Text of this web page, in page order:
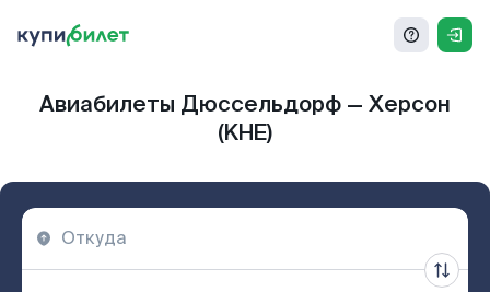
Авиабилеты Дюссельдорф — Херсон
(KHE)